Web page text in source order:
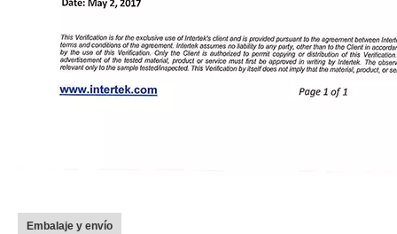
Embalaje y envío